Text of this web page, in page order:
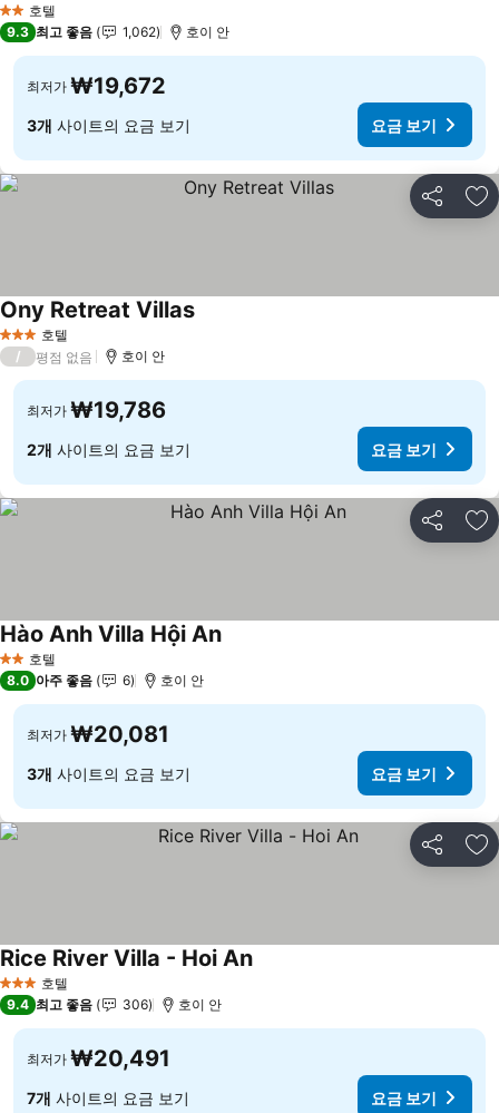
2 성급호텔
9.3 최고 좋음 1,062 호이 안
최저가 ₩19,672
3개 사이트의 요금 보기 요금 보기
공유 즐
3 성급 호텔
Ony Retreat Villas요금 보기
/ 평점 없음 호이 안
최저가 ₩19,786
2개 사이트의 요금 보기 요금 보기
공유 즐
2 성급호텔
Hào Anh Villa Hội An요금 보기
8.0 아주 좋음 6 호이 안
최저가 ₩20,081
3개 사이트의 요금 보기 요금 보기
공유 즐
3 성급 호텔
Rice River Villa - Hoi An요금 보기
9.4 최고 좋음 306 호이 안
최저가 ₩20,491
7개 사이트의 요금 보기 요금 보기